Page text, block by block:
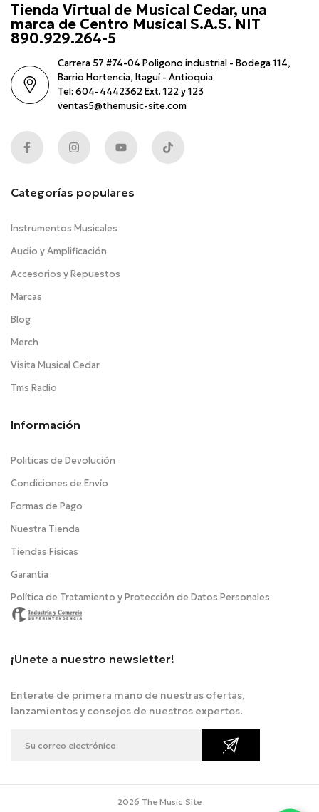
Tienda Virtual de Musical Cedar, una
marca de Centro Musical S.A.S. NIT
890.929.264-5
Carrera 57 #74-04 Poligono industrial - Bodega 114,
Barrio Hortencia, Itaguí - Antioquia
Tel: 604-4442362 Ext. 122 y 123
ventas5@themusic-site.com
Categorías populares
Instrumentos Musicales
Audio y Amplificación
Accesorios y Repuestos
Marcas
Blog
Merch
Visita Musical Cedar
Tms Radio
Información
Politicas de Devolución
Condiciones de Envío
Formas de Pago
Nuestra Tienda
Tiendas Físicas
Garantía
Política de Tratamiento y Protección de Datos Personales
¡Unete a nuestro newsletter!
Enterate de primera mano de nuestras ofertas,
lanzamientos y consejos de nuestros expertos.
2026 The Music Site